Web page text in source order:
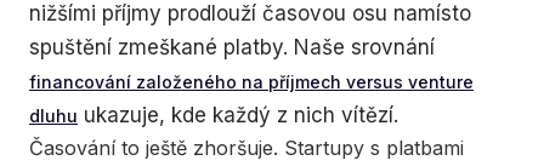
nižšími příjmy prodlouží časovou osu namísto
spuštění zmeškané platby. Naše srovnání
financování založeného na příjmech versus venture
dluhu ukazuje, kde každý z nich vítězí.
Časování to ještě zhoršuje. Startupy s platbami